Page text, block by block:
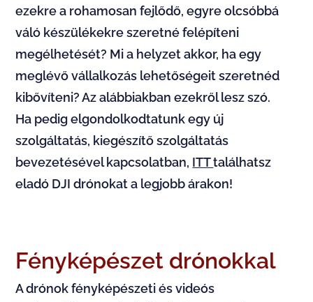
ezekre a rohamosan fejlődő, egyre olcsóbbá
váló készülékekre szeretné felépíteni
megélhetését? Mi a helyzet akkor, ha egy
meglévő vállalkozás lehetőségeit szeretnéd
kibővíteni? Az alábbiakban ezekről lesz szó.
Ha pedig elgondolkodtatunk egy új
szolgáltatás, kiegészítő szolgáltatás
bevezetésével kapcsolatban, ITTtalálhatsz
eladó DJI drónokat a legjobb árakon!
Fényképészet drónokkal
A drónok fényképészeti és videós